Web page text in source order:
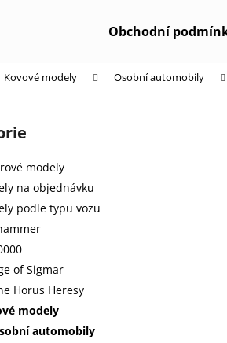
Obchodní
Kovové modely Osobní automobily
modely
na objednávku
podle typu vozu
of Sigmar
Horus Heresy
modely
automobily